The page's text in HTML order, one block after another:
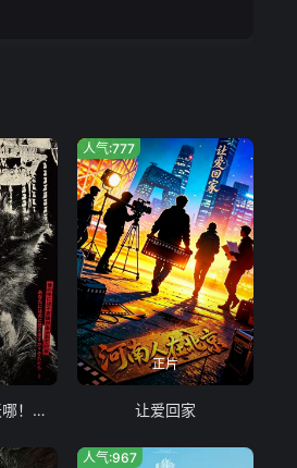
奥莉佛是狗，（天哪！！）这家伙电影版
正片
人气:777
让爱回家
人气:967